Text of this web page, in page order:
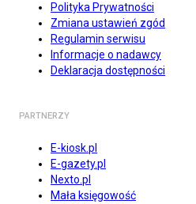
Polityka Prywatności
Zmiana ustawień zgód
Regulamin serwisu
Informacje o nadawcy
Deklaracja dostępności
PARTNERZY
E-kiosk.pl
E-gazety.pl
Nexto.pl
Mała księgowość